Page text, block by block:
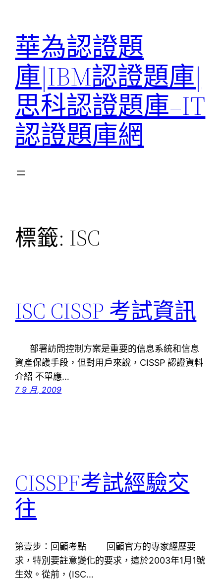
華為認證題
庫|IBM認證題庫|
思科認證題庫–IT
認證題庫網
標籤: ISC
ISC CISSP 考試資訊
部署訪問控制方案是重要的信息系統和信息
資產保護手段，但對用戶來說，CISSP 認證資料
介紹 不單應…
7 9 月, 2009
CISSPF考試經驗交
往
第壹步：回顧考點 回顧官方的專家經歷要
求，特別要註意變化的要求，這於2003年1月1號
生效。從前，(ISC…